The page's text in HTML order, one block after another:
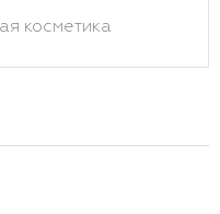
косметика